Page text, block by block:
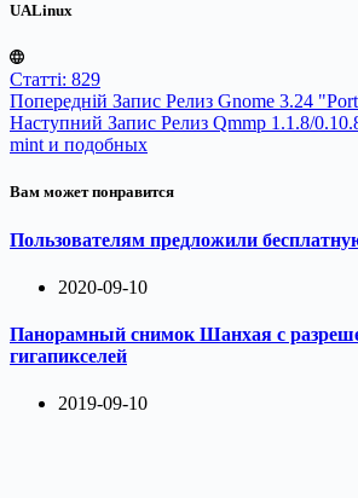
UALinux
Статті: 829
Попередній Запис Релиз Gnome 3.24
Наступний Запис Релиз Qmmp 1.1.8/
mint и подобных
Вам может понравится
Пользователям предложили
2020-09-10
Панорамный снимок Шанхая с
гигапикселей
2019-09-10